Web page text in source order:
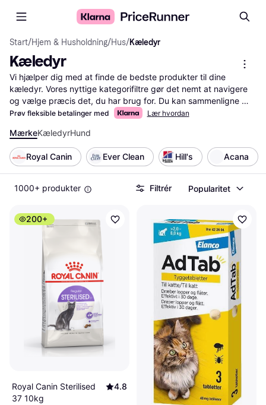
Start/Hjem & Husholdning/Hus/Kæledyr
Kæledyr
Vi hjælper dig med at finde de bedste produkter til dine
kæledyr. Vores nyttige kategorifiltre gør det nemt at navigere
og vælge præcis det, du har brug for. Du kan sammenligne
priser på millioner af produkter, så du får mest værdi for
specifikationer, så du hurtigt finder det rette produkt til dit
kæledyrs behov. På siden finder du alt det populære
hundefoder og kattefoder. Vi guider dig gennem hele
processen og sikrer, at du træffer den rigtige beslutning. Med
PriceRunner er det enkelt og overskueligt at finde alt til dine
kæledyr.
Mere om kæledyr »
Prøv fleksible betalinger med Lær hvordan
MærkeKæledyrHund
Royal Canin Ever Clean Hill's Acana
1000+ produkter Filtrér Popularitet
200+
Royal Canin Sterilised
37 10kg
4.8